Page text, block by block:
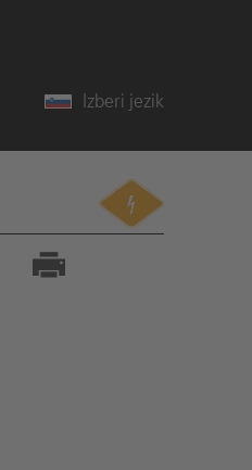
Izberi jezik